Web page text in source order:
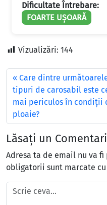
Dificultate Întrebare:
FOARTE UȘOARĂ
Vizualizări: 144
Care dintre
tipuri de carosabil este
mai periculos în condiţii
ploaie?
Lăsați un
Adresa ta de email nu va
obligatorii sunt marcate cu